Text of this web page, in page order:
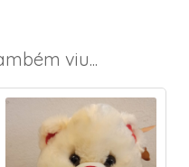
viu...